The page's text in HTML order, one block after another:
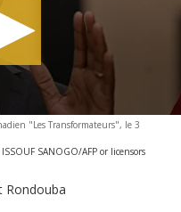
"Les Transformateurs", le 3
ISSOUF SANOGO/AFP or licensors
Rondouba